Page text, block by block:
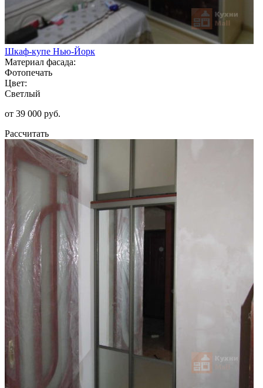
Шкаф-купе Нью-Йорк
Материал фасада:
Фотопечать
Цвет:
Светлый
от 39 000 руб.
Рассчитать